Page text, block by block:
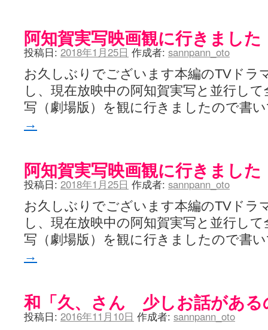
ひまじんひまんじ / 読書の秋、と言います故
煌-Subara- - 咲-saki- / シノハユ感想 (13:19)
SYNTH 2006 - 咲 -Saki- / 阿知賀編をドヤ顔に着目しながらまたまた読
Saki-1 グランプリ ～咲ワン～ / しわが誕生することは老化現象だと
木と木と木 - 咲-saki- / 新道寺の本 (00:00)
ヤンデレ・狂気の百合SSブログ / 【咲-Saki-SS：久咲】そして私たち
迷子の坊やのみちくさ日記 / 【連載感想】宮永照についてのあれこれ
ニワカSakiファンの部屋 - 咲-Saki- / 咲の実写化について（再） (15:15)
低姿勢ニワカの麻雀 / マイナーカップリングSS感想 (07:31)
Hinamado blog - 咲-Saki- / リハビリテーション (04:56)
咲ワン・neo[仮] / 私事。 (01:19)
EL HOLAZO - 咲-Saki- / 吉野から上り方面の帰り道、亀山JCT-四日市
何の変哲もない咲の地名紹介 / 小鍛治さんが通っていた小学校 茨城
咲-Saki-.長野編をにょろんと見てみるブログ - 咲-Saki- / 第143局[応変
まったり咲SS他ブログ - 咲-Saki- / 照と洋榎のANN第9回 (09:00)
咲-saki-速報 / 一時休止のお知らせ (08:26)
ふわふわな記憶 / 1 (16:20)
咲っ考 / 何故咲は大将で、照は先鋒なのか？ (15:20)
阿知賀実写映画観に行きました
投稿日: 2018年1月25日 作成者: sannpann_oto
お久しぶりでございます本編のTVドラ
し、現在放映中の阿知賀実写と並行し
写（劇場版）を観に行きましたので書
→
阿知賀実写映画観に行きました
投稿日: 2018年1月25日 作成者: sannpann_oto
お久しぶりでございます本編のTVドラ
し、現在放映中の阿知賀実写と並行し
写（劇場版）を観に行きましたので書
→
和「久、さん 少しお話がある
投稿日: 2016年11月10日 作成者: sannpann_oto